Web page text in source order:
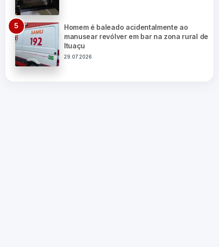
Homem é baleado acidentalmente ao
manusear revólver em bar na zona rural de
Ituaçu
29.07.2026